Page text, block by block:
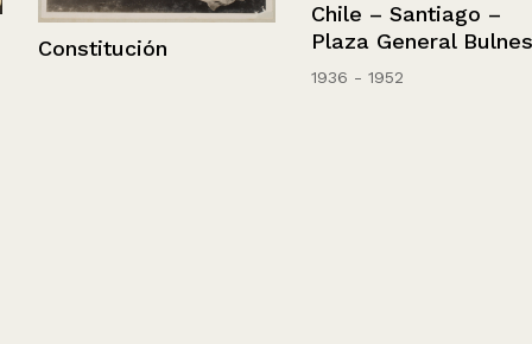
Constitución
Chile – Santiago –
Plaza General Bulnes
1936 - 1952